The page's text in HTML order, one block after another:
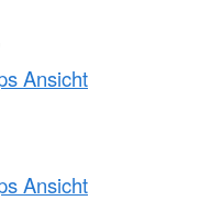
Ansicht
Ansicht